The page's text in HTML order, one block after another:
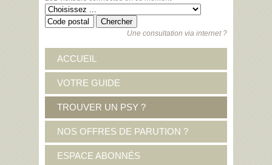
Une consultation via internet ?
ACCUEIL
VOTRE GUIDE
TROUVER UN PSY ?
NOS OFFRES DE PARUTION ?
ESPACE ABONNÉS